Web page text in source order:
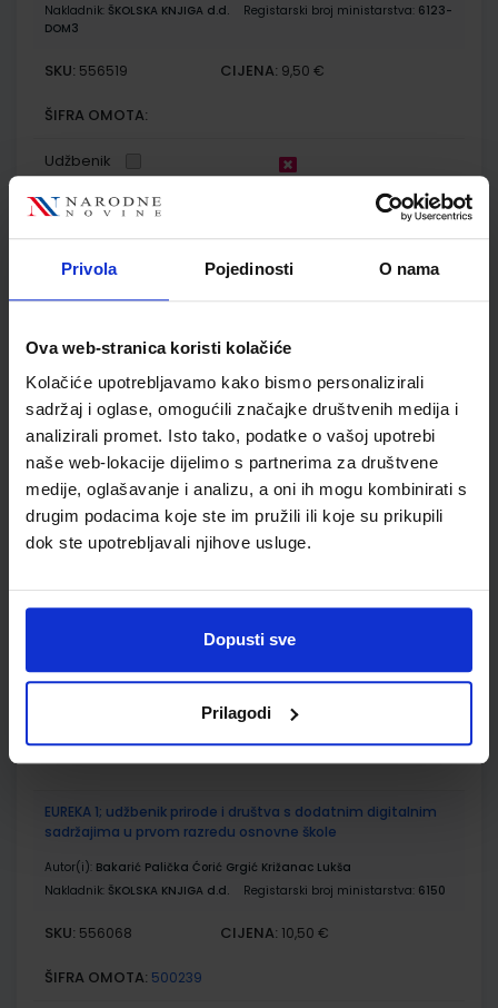
Privola Pojedinosti O nama
Ova web-stranica koristi kolačiće
Kolačiće upotrebljavamo kako bismo personalizirali
sadržaj i oglase, omogućili značajke društvenih medija i
analizirali promet. Isto tako, podatke o vašoj upotrebi
naše web-lokacije dijelimo s partnerima za društvene
medije, oglašavanje i analizu, a oni ih mogu kombinirati s
drugim podacima koje ste im pružili ili koje su prikupili
dok ste upotrebljavali njihove usluge.
Dopusti sve
Prilagodi
Nakladnik: ŠKOLSKA KNJIGA d.d. Registarski broj ministarstva: 6123-
DOM3
SKU: 556519 CIJENA: 9,50 €
ŠIFRA OMOTA:
Udžbenik
SKU:567002 CIJENA:10,80 €
ŠIFRA OMOTA: 500744
Udžbenik Omot
E-SVIJET 1; radna bilježnica informatike u prvom razredu
osnovne škole
Nakladnik:ŠKOLSKA KNJIGA d.d. Registarski broj ministarstva:7001-
DOM
CIJENA:11,50 €
Udžbenik Omot
EUREKA 1; udžbenik prirode i društva s dodatnim digitalnim
sadržajima u prvom razredu osnovne škole
Autor(i): Bakarić Palička Ćorić Grgić Križanac Lukša
Nakladnik: ŠKOLSKA KNJIGA d.d. Registarski broj ministarstva: 6150
SKU: 556068 CIJENA: 10,50 €
ŠIFRA OMOTA: 500239